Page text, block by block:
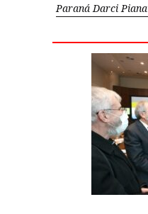
Paraná Darci Piana